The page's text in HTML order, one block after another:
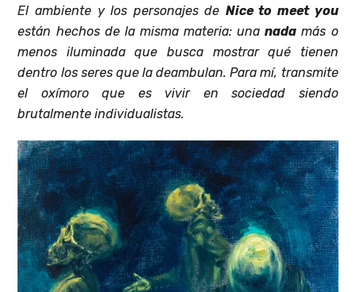
El ambiente y los personajes de Nice to meet you
están hechos de la misma materia: unanada más o
menos iluminada que busca mostrar qué tienen
dentro los seres que la deambulan. Para mí, transmite
el oxímoro que es vivir en sociedad siendo
brutalmente individualistas.